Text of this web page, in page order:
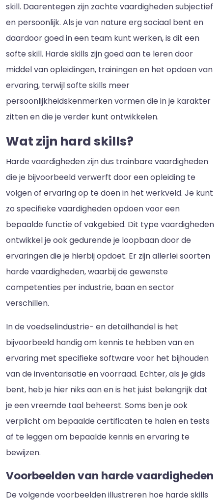
skill. Daarentegen zijn zachte vaardigheden subjectief
en persoonlijk. Als je van nature erg sociaal bent en
daardoor goed in een team kunt werken, is dit een
softe skill. Harde skills zijn goed aan te leren door
middel van opleidingen, trainingen en het opdoen van
ervaring, terwijl softe skills meer
persoonlijkheidskenmerken vormen die in je karakter
zitten en die je verder kunt ontwikkelen.
Wat zijn hard skills?
Harde vaardigheden zijn dus trainbare vaardigheden
die je bijvoorbeeld verwerft door een opleiding te
volgen of ervaring op te doen in het werkveld. Je kunt
zo specifieke vaardigheden opdoen voor een
bepaalde functie of vakgebied. Dit type vaardigheden
ontwikkel je ook gedurende je loopbaan door de
ervaringen die je hierbij opdoet. Er zijn allerlei soorten
harde vaardigheden, waarbij de gewenste
competenties per industrie, baan en sector
verschillen.
In de voedselindustrie- en detailhandel is het
bijvoorbeeld handig om kennis te hebben van en
ervaring met specifieke software voor het bijhouden
van de inventarisatie en voorraad. Echter, als je gids
bent, heb je hier niks aan en is het juist belangrijk dat
je een vreemde taal beheerst. Soms ben je ook
verplicht om bepaalde certificaten te halen en tests
af te leggen om bepaalde kennis en ervaring te
bewijzen.
Voorbeelden van harde vaardigheden
De volgende voorbeelden illustreren hoe harde skills